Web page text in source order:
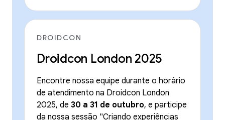
DROIDCON
Droidcon London 2025
Encontre nossa equipe durante o horário
de atendimento na Droidcon London
2025, de 30 a 31 de outubro, e participe
da nossa sessão "Criando experiências